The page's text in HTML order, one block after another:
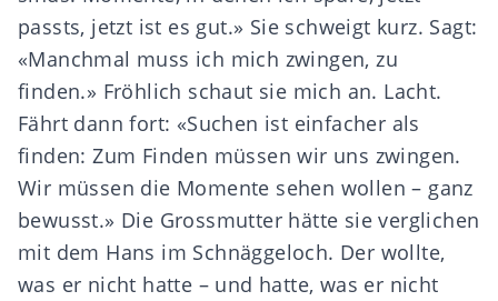
passts, jetzt ist es gut.» Sie schweigt kurz. Sagt:
«Manchmal muss ich mich zwingen, zu
finden.» Fröhlich schaut sie mich an. Lacht.
Fährt dann fort: «Suchen ist einfacher als
finden: Zum Finden müssen wir uns zwingen.
Wir müssen die Momente sehen wollen – ganz
bewusst.» Die Grossmutter hätte sie verglichen
mit dem Hans im Schnäggeloch. Der wollte,
was er nicht hatte – und hatte, was er nicht